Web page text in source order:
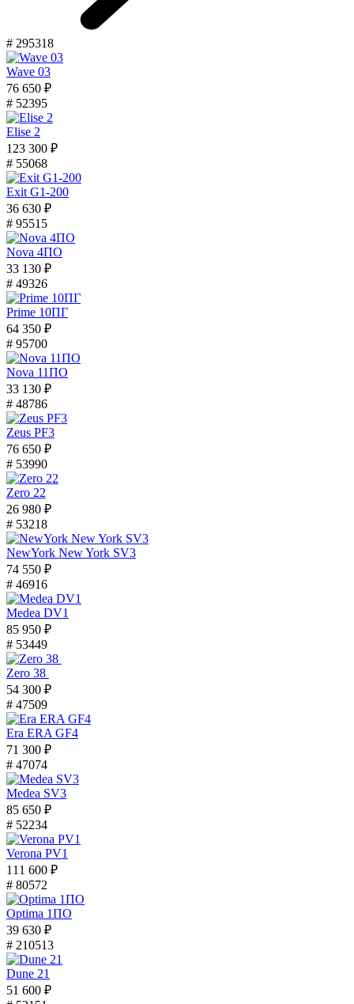
# 295318
Wave 03
76 650 ₽
# 52395
Elise 2
123 300 ₽
# 55068
Exit G1-200
36 630 ₽
# 95515
Nova 4ПО
33 130 ₽
# 49326
Prime 10ПГ
64 350 ₽
# 95700
Nova 11ПО
33 130 ₽
# 48786
Zeus PF3
76 650 ₽
# 53990
Zero 22
26 980 ₽
# 53218
NewYork New York SV3
74 550 ₽
# 46916
Medea DV1
85 950 ₽
# 53449
Zero 38
54 300 ₽
# 47509
Era ERA GF4
71 300 ₽
# 47074
Medea SV3
85 650 ₽
# 52234
Verona PV1
111 600 ₽
# 80572
Optima 1ПО
39 630 ₽
# 210513
Dune 21
51 600 ₽